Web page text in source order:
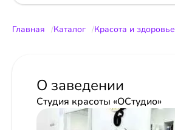
Главная Каталог Красота и здоровье
О заведении
Студия красоты «ОСтудио»